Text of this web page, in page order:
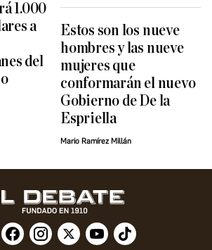
1.000
a
del
Estos son los nueve
hombres y las nueve
mujeres que
conformarán el nuevo
Gobierno de De la
Espriella
Mario Ramírez Millán